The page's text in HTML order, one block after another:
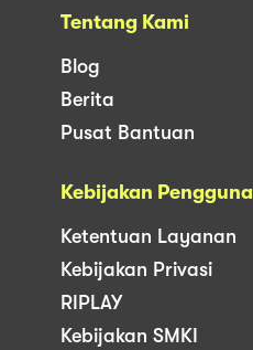
Tentang Kami
Blog
Berita
Pusat Bantuan
Kebijakan Pengguna
Ketentuan Layanan
Kebijakan Privasi
RIPLAY
Kebijakan SMKI